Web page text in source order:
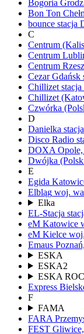
Bogoria
Bon Ton
bounce stacja
C
Centrum
Centrum
Centrum
Cezar Gdańsk
Chillizet
Chillizet
Czwórka
D
Danielka
Disco Radio
DOXA Opole,
Dwójka
E
Egida
Elbląg woj.
Elka
EL-Stacja
eM Katowice
eM Kielce woj.
Emaus Poznań,
ESKA
ESKA2
ESKA
Express
F
FAMA
FARA
FEST Gliwice,